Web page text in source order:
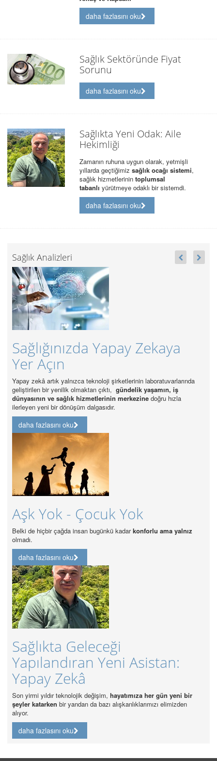
daha fazlasını oku
Sağlık Sektöründe Fiyat
Sorunu
daha fazlasını oku
Sağlıkta Yeni Odak: Aile
Hekimliği
Zamanın ruhuna uygun olarak, yetmişli
yıllarda geçtiğimizsağlık ocağı sistemi,
sağlık hizmetlerinintoplumsal
tabanlı yürütmeye odaklı bir sistemdi.
daha fazlasını oku
Sağlık Analizleri
Sağlığınızda Yapay Zekaya
Yer Açın
Yapay zekâ artık yalnızca teknoloji şirketlerinin laboratuvarlarında
geliştirilen bir yenilik olmaktan çıktı,gündelik yaşamın, iş
dünyasının ve sağlık hizmetlerinin merkezinedoğru hızla
ilerleyen yeni bir dönüşüm dalgasıdır.
daha fazlasını oku
Aşk Yok - Çocuk Yok
Belki de hiçbir çağda insan bugünkü kadarkonforlu ama yalnız
olmadı.
daha fazlasını oku
Sağlıkta Geleceği
Yapılandıran Yeni Asistan:
Yapay Zekâ
Son yirmi yıldır teknolojik değişim,hayatımıza her gün yeni bir
şeyler katarkenbir yandan da bazı alışkanlıklarımızı elimizden
alıyor.
daha fazlasını oku